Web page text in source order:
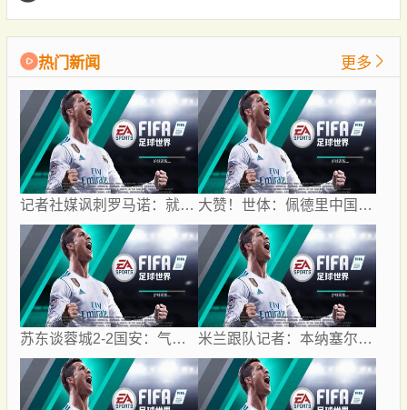
热门新闻 更多
记者社媒讽刺罗马诺：就像《绿野仙踪》，转会市场网红俱乐部 大赞！世体：佩德里中国行为苏超开球+穿汉服+体验蹴鞠，备受欢迎
苏东谈蓉城2-2国安：气候严重影响比赛质量 两队下半场才发力 米兰跟队记者：本纳塞尔将加盟卡塔尔球队，莱奥受土耳其豪门追捧